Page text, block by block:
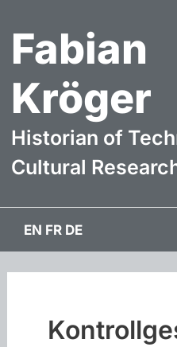
Inhalt
springen
Fabian
Kröger
Historian of
Cultural
EN FR DE